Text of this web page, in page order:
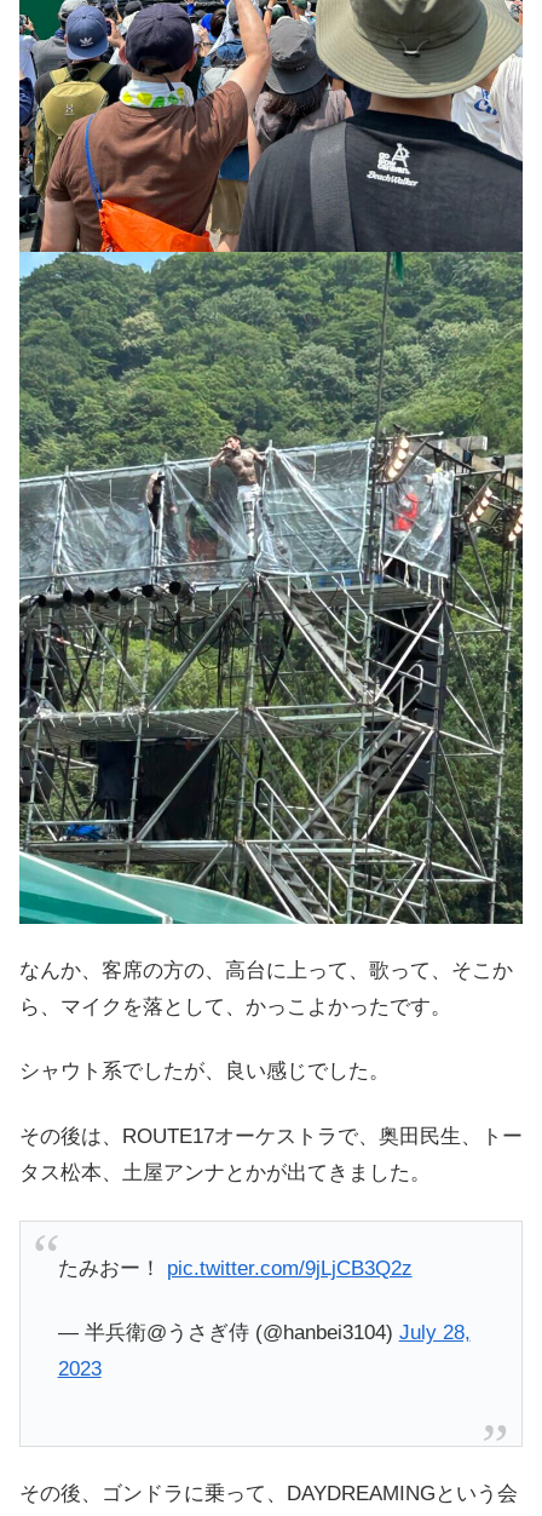
なんか、客席の方の、高台に上って、歌って、そこか
ら、マイクを落として、かっこよかったです。
シャウト系でしたが、良い感じでした。
その後は、ROUTE17オーケストラで、奥田民生、トー
タス松本、土屋アンナとかが出てきました。
たみおー！ pic.twitter.com/9jLjCB3Q2z
— 半兵衛@うさぎ侍 (@hanbei3104) July 28,
2023
その後、ゴンドラに乗って、DAYDREAMINGという会